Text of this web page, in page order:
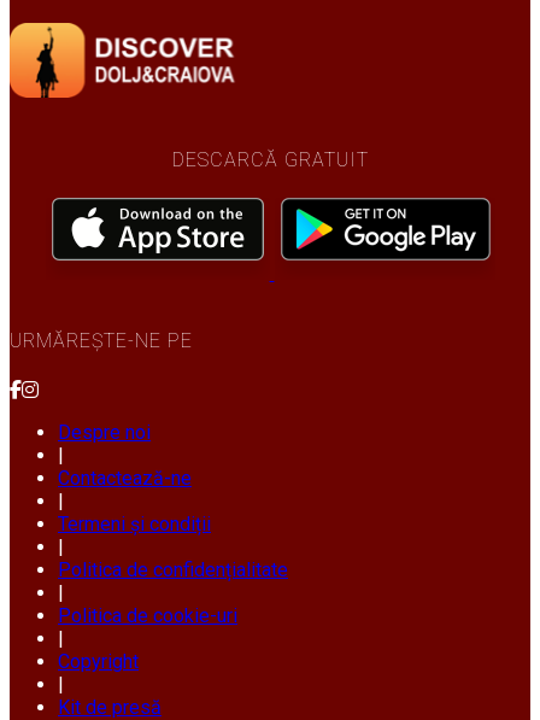
DESCARCĂ GRATUIT
URMĂREȘTE-NE PE
Despre noi
|
Contactează-ne
|
Termeni și condiții
|
Politica de confidențialitate
|
Politica de cookie-uri
|
Copyright
|
Kit de presă